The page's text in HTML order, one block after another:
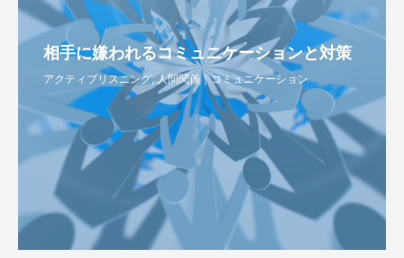
相手に嫌われるコミュニケーションと対策
アクティブリスニング,人間関係｜コミュニケーション